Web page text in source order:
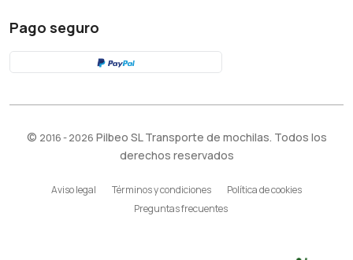
Pago seguro
© 2016 - 2026 Pilbeo SL Transporte de mochilas. Todos los
derechos reservados
Aviso legal Términos y condiciones
Política de cookies
Preguntas frecuentes